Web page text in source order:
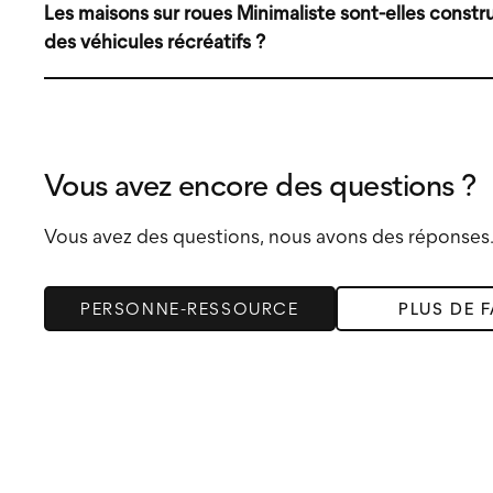
maisons dans les parcs de véhicules de récréatifs,
campings. Contactez-nous si vous avez des
installer.
Les maisons sur roues Minimaliste sont-elles
des véhicules récréatifs ?
Vous avez encore des questions ?
Vous avez des questions, nous avons des réponses.
PERSONNE-RESSOURCE PLUS DE